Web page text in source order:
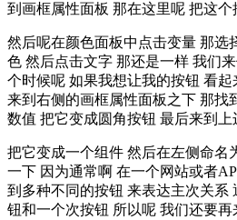
到画框属性面板 那在这里呢 把这
然后呢在颜色面板中点击变量 那选
色 然后点击文字 那还是一样 我们
个时候呢 如果我想让我的按钮 看
来到右侧的画框属性面板之下 那找
数值 把它变成圆角按钮 最后来到
把它变成一个组件 然后在左侧命名
一下 因为通常啊 在一个网站或者
到多种不同的按钮 来表达主次关系
钮和一个次按钮 所以呢 我们还要